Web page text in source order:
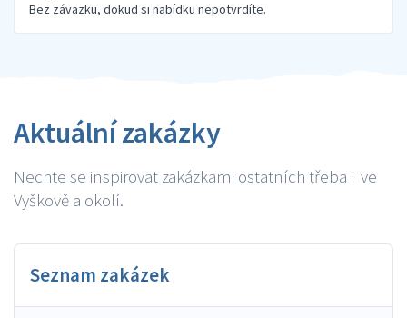
Bez závazku, dokud si nabídku nepotvrdíte.
Aktuální zakázky
Nechte se inspirovat zakázkami ostatních třeba i ve
Vyškově a okolí.
Seznam zakázek